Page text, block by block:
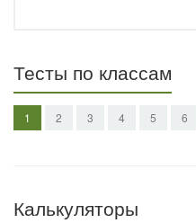
Тесты по классам
1 2 3 4 5 6
Калькуляторы